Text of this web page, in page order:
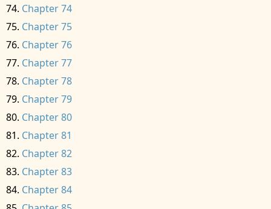
Chapter 74
Chapter 75
Chapter 76
Chapter 77
Chapter 78
Chapter 79
Chapter 80
Chapter 81
Chapter 82
Chapter 83
Chapter 84